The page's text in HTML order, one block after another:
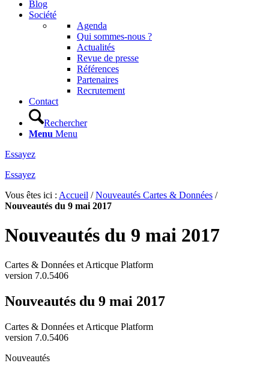
Blog
Société
Agenda
Qui sommes-nous ?
Actualités
Revue de presse
Références
Partenaires
Recrutement
Contact
Rechercher
Menu Menu
Essayez
Essayez
Vous êtes ici : Accueil /Nouveautés Cartes & Données /
Nouveautés du 9 mai 2017
Nouveautés du 9 mai 2017
Cartes & Données et Articque Platform
version 7.0.5406
Nouveautés du 9 mai 2017
Cartes & Données et Articque Platform
version 7.0.5406
Nouveautés